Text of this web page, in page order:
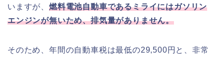
いますが、 燃料電池自動車であるミライにはガソリン
エンジンが無いため、排気量がありません。
そのため、年間の自動車税は最低の29,500円と、非常